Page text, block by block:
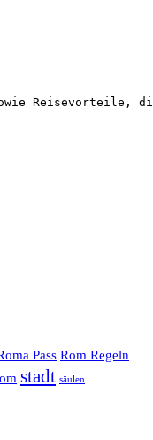
Pass Rom Regeln
stadt säulen